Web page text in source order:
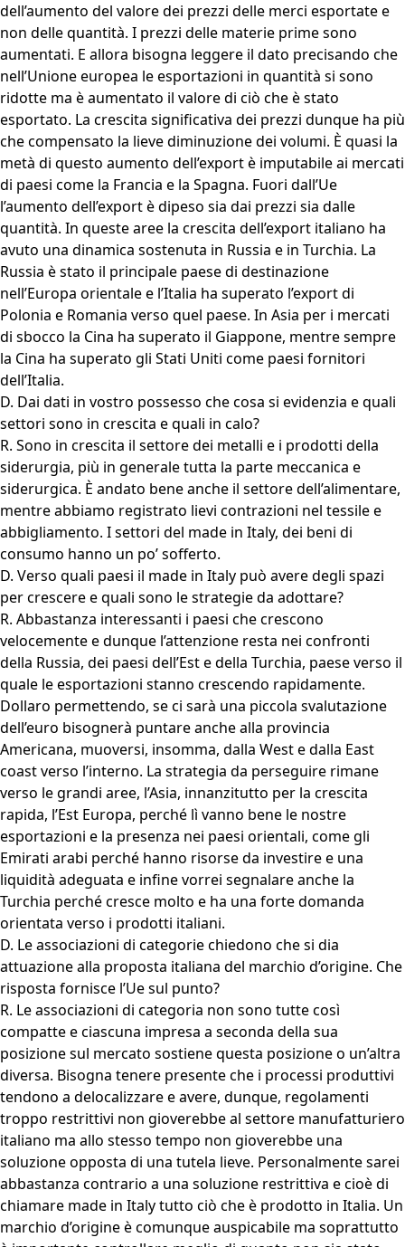
dell’aumento del valore dei prezzi delle merci esportate e
non delle quantità. I prezzi delle materie prime sono
aumentati. E allora bisogna leggere il dato precisando che
nell’Unione europea le esportazioni in quantità si sono
ridotte ma è aumentato il valore di ciò che è stato
esportato. La crescita significativa dei prezzi dunque ha più
che compensato la lieve diminuzione dei volumi. È quasi la
metà di questo aumento dell’export è imputabile ai mercati
di paesi come la Francia e la Spagna. Fuori dall’Ue
l’aumento dell’export è dipeso sia dai prezzi sia dalle
quantità. In queste aree la crescita dell’export italiano ha
avuto una dinamica sostenuta in Russia e in Turchia. La
Russia è stato il principale paese di destinazione
nell’Europa orientale e l’Italia ha superato l’export di
Polonia e Romania verso quel paese. In Asia per i mercati
di sbocco la Cina ha superato il Giappone, mentre sempre
la Cina ha superato gli Stati Uniti come paesi fornitori
dell’Italia.
D. Dai dati in vostro possesso che cosa si evidenzia e quali
settori sono in crescita e quali in calo?
R. Sono in crescita il settore dei metalli e i prodotti della
siderurgia, più in generale tutta la parte meccanica e
siderurgica. È andato bene anche il settore dell’alimentare,
mentre abbiamo registrato lievi contrazioni nel tessile e
abbigliamento. I settori del made in Italy, dei beni di
consumo hanno un po’ sofferto.
D. Verso quali paesi il made in Italy può avere degli spazi
per crescere e quali sono le strategie da adottare?
R. Abbastanza interessanti i paesi che crescono
velocemente e dunque l’attenzione resta nei confronti
della Russia, dei paesi dell’Est e della Turchia, paese verso il
quale le esportazioni stanno crescendo rapidamente.
Dollaro permettendo, se ci sarà una piccola svalutazione
dell’euro bisognerà puntare anche alla provincia
Americana, muoversi, insomma, dalla West e dalla East
coast verso l’interno. La strategia da perseguire rimane
verso le grandi aree, l’Asia, innanzitutto per la crescita
rapida, l’Est Europa, perché lì vanno bene le nostre
esportazioni e la presenza nei paesi orientali, come gli
Emirati arabi perché hanno risorse da investire e una
liquidità adeguata e infine vorrei segnalare anche la
Turchia perché cresce molto e ha una forte domanda
orientata verso i prodotti italiani.
D. Le associazioni di categorie chiedono che si dia
attuazione alla proposta italiana del marchio d’origine. Che
risposta fornisce l’Ue sul punto?
R. Le associazioni di categoria non sono tutte così
compatte e ciascuna impresa a seconda della sua
posizione sul mercato sostiene questa posizione o un’altra
diversa. Bisogna tenere presente che i processi produttivi
tendono a delocalizzare e avere, dunque, regolamenti
troppo restrittivi non gioverebbe al settore manufatturiero
italiano ma allo stesso tempo non gioverebbe una
soluzione opposta di una tutela lieve. Personalmente sarei
abbastanza contrario a una soluzione restrittiva e cioè di
chiamare made in Italy tutto ciò che è prodotto in Italia. Un
marchio d’origine è comunque auspicabile ma soprattutto